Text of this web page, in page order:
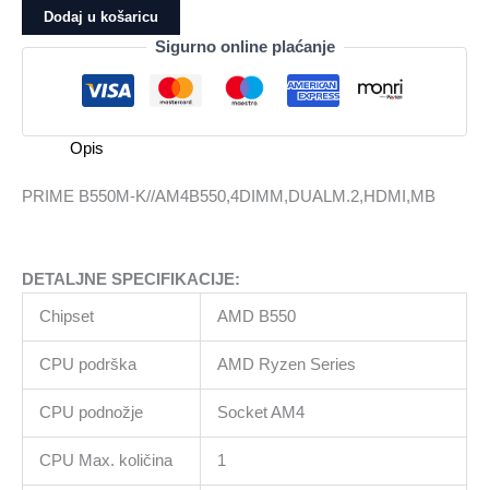
PRIME
B550M-
B550;AM4;4xDDR4VGA,DVI,HDMI;RAID;micro
količina
Dodaj u košaricu
Sigurno online plaćanje
Opis
PRIME B550M-K//AM4B550,4DIMM,DUALM.2,HDMI,MB
DETALJNE SPECIFIKACIJE:
Chipset AMD B550
CPU podrška AMD Ryzen Series
CPU podnožje Socket AM4
CPU Max. količina 1